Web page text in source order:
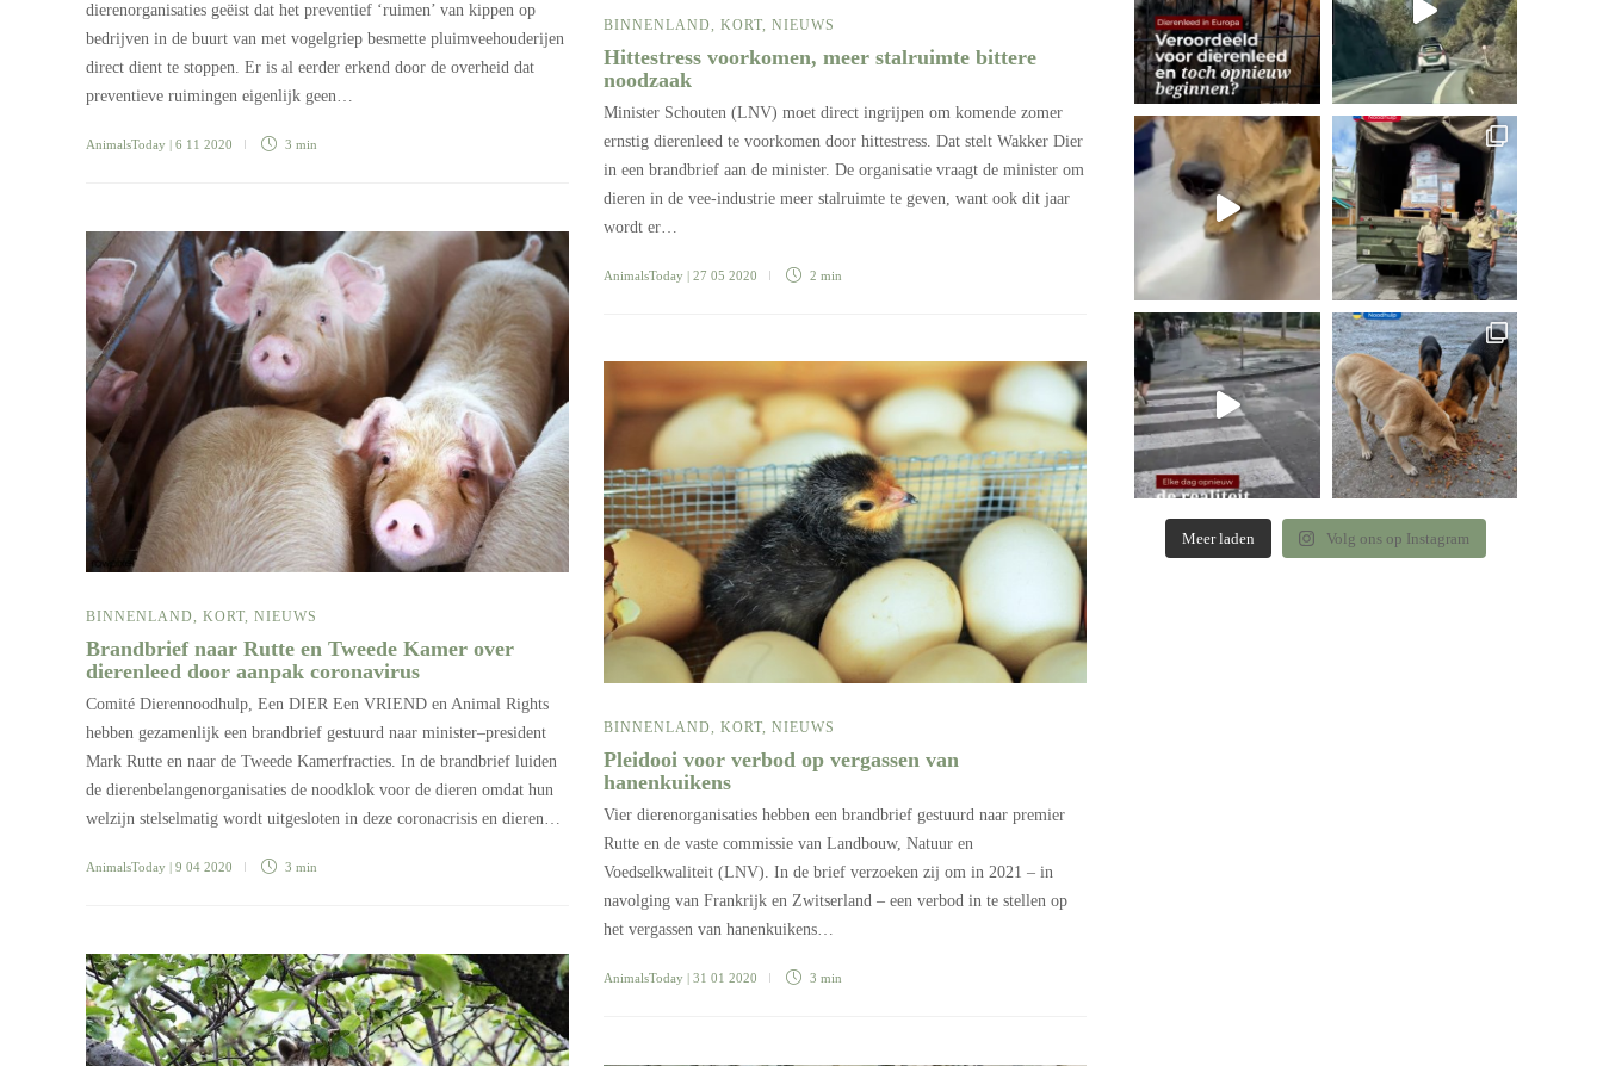
dierenorganisaties geëist dat het preventief ‘ruimen’ van kippen op
bedrijven in de buurt van met vogelgriep besmette pluimveehouderijen
direct dient te stoppen. Er is al eerder erkend door de overheid dat
preventieve ruimingen eigenlijk geen…
AnimalsToday | 6 11 2020 3 min
BINNENLAND KORT NIEUWS
Hittestress voorkomen, meer stalruimte bittere
noodzaak
Minister Schouten (LNV) moet direct ingrijpen om komende zomer
ernstig dierenleed te voorkomen door hittestress. Dat stelt Wakker Dier
in een brandbrief aan de minister. De organisatie vraagt de minister om
dieren in de vee-industrie meer stalruimte te geven, want ook dit jaar
wordt er…
AnimalsToday | 27 05 2020 2 min
BINNENLAND KORT NIEUWS
Brandbrief naar Rutte en Tweede Kamer over
dierenleed door aanpak coronavirus
Comité Dierennoodhulp, Een DIER Een VRIEND en Animal Rights
hebben gezamenlijk een brandbrief gestuurd naar minister–president
Mark Rutte en naar de Tweede Kamerfracties. In de brandbrief luiden
de dierenbelangenorganisaties de noodklok voor de dieren omdat hun
welzijn stelselmatig wordt uitgesloten in deze coronacrisis en dieren…
AnimalsToday | 9 04 2020 3 min
BINNENLAND KORT NIEUWS
Pleidooi voor verbod op vergassen van
hanenkuikens
Vier dierenorganisaties hebben een brandbrief gestuurd naar premier
Rutte en de vaste commissie van Landbouw, Natuur en
Voedselkwaliteit (LNV). In de brief verzoeken zij om in 2021 – in
navolging van Frankrijk en Zwitserland – een verbod in te stellen op
het vergassen van hanenkuikens…
AnimalsToday | 31 01 2020 3 min
Meer laden Volg ons op Instagram